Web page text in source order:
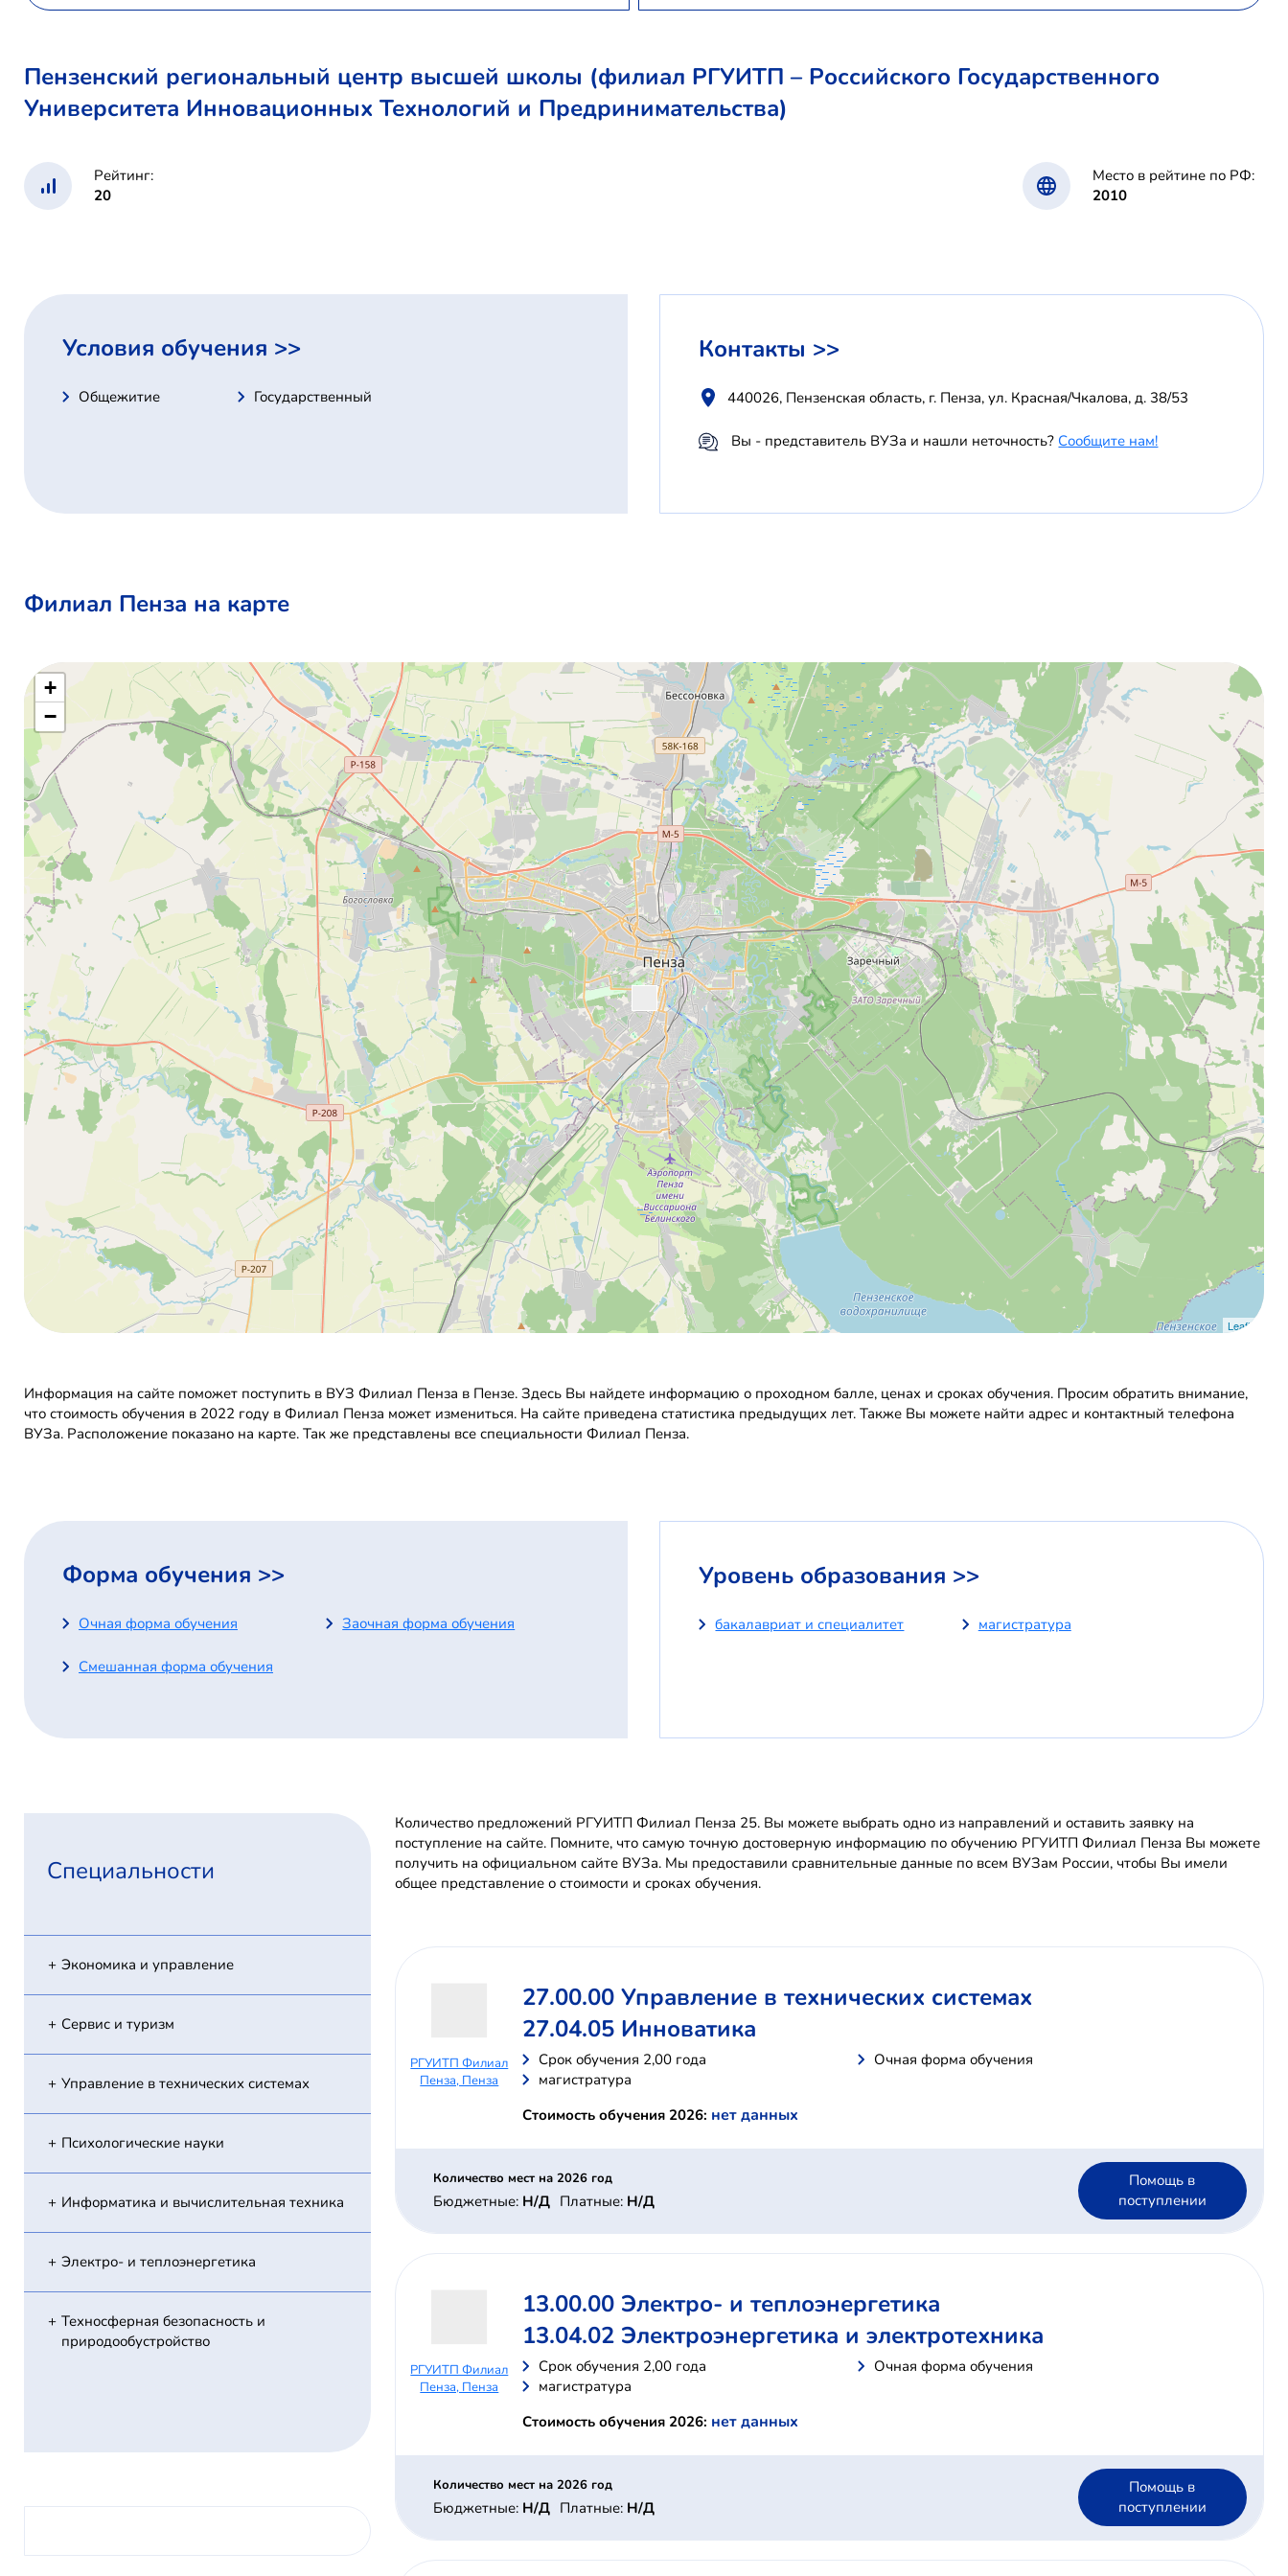
Пензенский региональный центр высшей школы (филиал РГУИТП – Российского Государственного
Университета Инновационных Технологий и Предринимательства)
Рейтинг:
20
Место в рейтине по РФ:
2010
Условия обучения >>
Общежитие Государственный
Контакты >>
440026, Пензенская область, г. Пенза, ул. Красная/Чкалова, д. 38/53
Вы - представитель ВУЗа и нашли неточность? Сообщите нам!
Филиал Пенза на карте
+
−
Leaflet
Информация на сайте поможет поступить в ВУЗ Филиал Пенза в Пензе. Здесь Вы найдете информацию о проходном балле, ценах и сроках обучения. Просим обратить внимание,
что стоимость обучения в 2022 году в Филиал Пенза может измениться. На сайте приведена статистика предыдущих лет. Также Вы можете найти адрес и контактный телефона
ВУЗа. Расположение показано на карте. Так же представлены все специальности Филиал Пенза.
Форма обучения >>
Очная форма обучения Заочная форма обучения
Смешанная форма обучения
Уровень образования >>
бакалавриат и специалитет магистратура
Специальности
Экономика и управление
Сервис и туризм
Управление в технических системах
Психологические науки
Информатика и вычислительная техника
Электро- и теплоэнергетика
Техносферная безопасность и
природообустройство
Количество предложений РГУИТП Филиал Пенза 25. Вы можете выбрать одно из направлений и оставить заявку на
поступление на сайте. Помните, что самую точную достоверную информацию по обучению РГУИТП Филиал Пенза Вы можете
получить на официальном сайте ВУЗа. Мы предоставили сравнительные данные по всем ВУЗам России, чтобы Вы имели
общее представление о стоимости и сроках обучения.
РГУИТП Филиал
Пенза, Пенза
27.00.00 Управление в технических системах
27.04.05 Инноватика
Cрок обучения 2,00 года
Очная форма обучения
магистратура
Стоимость обучения 2026: нет данных
Количество мест на 2026 год
Бюджетные: Н/Д Платные: Н/Д
Помощь в
поступлении
РГУИТП Филиал
Пенза, Пенза
13.00.00 Электро- и теплоэнергетика
13.04.02 Электроэнергетика и электротехника
Cрок обучения 2,00 года
Очная форма обучения
магистратура
Стоимость обучения 2026: нет данных
Количество мест на 2026 год
Бюджетные: Н/Д Платные: Н/Д
Помощь в
поступлении